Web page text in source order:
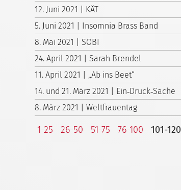
12. Juni 2021 | KÄT
5. Juni 2021 | Insomnia Brass Band
8. Mai 2021 | SOBI
24. April 2021 | Sarah Brendel
11. April 2021 | „Ab ins Beet“
14. und 21. März 2021 | Ein‑Druck‑Sache
8. März 2021 | Weltfrauentag
1-25 26-50 51-75 76-100 101-120